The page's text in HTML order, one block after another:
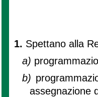
1. Spettano alla
a)
b)
assegnazione